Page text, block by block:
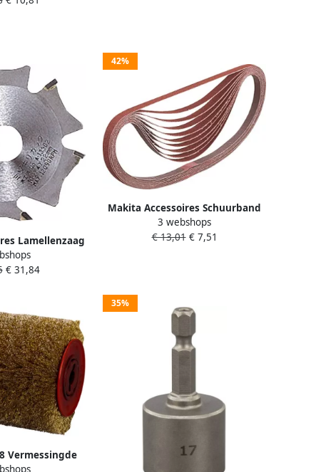
Lamellenzaag
6T B-20644
€ 31,84
42%
Makita Accessoires Schuurband
K100 13x533 Red P-43359
3 webshops
€ 13,01€ 7,51
Vermessingde
35%